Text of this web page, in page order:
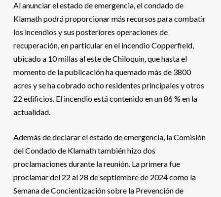
Al anunciar el estado de emergencia, el condado de
Klamath podrá proporcionar más recursos para combatir
los incendios y sus posteriores operaciones de
recuperación, en particular en el incendio Copperfield,
ubicado a 10 millas al este de Chiloquin, que hasta el
momento de la publicación ha quemado más de 3800
acres y se ha cobrado ocho residentes principales y otros
22 edificios. El incendio está contenido en un 86 % en la
actualidad.
Además de declarar el estado de emergencia, la Comisión
del Condado de Klamath también hizo dos
proclamaciones durante la reunión. La primera fue
proclamar del 22 al 28 de septiembre de 2024 como la
Semana de Concientización sobre la Prevención de